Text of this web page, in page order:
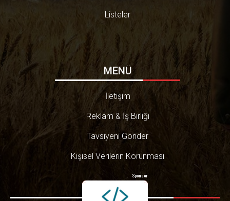
Listeler
MENÜ
İletişim
Reklam & İş Birliği
Tavsiyeni Gönder
Kişisel Verilerin Korunması
Sponsor